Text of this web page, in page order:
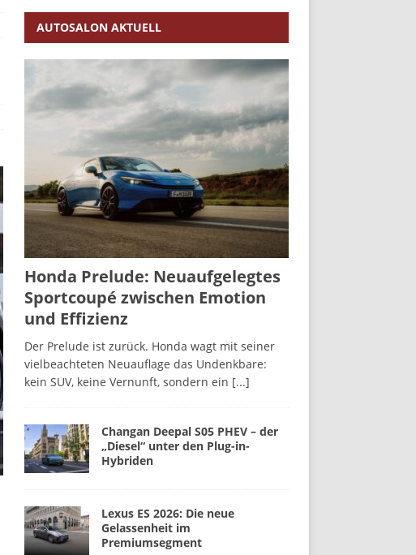
AUTOSALON AKTUELL
Honda Prelude: Neuaufgelegtes
Sportcoupé zwischen Emotion
und Effizienz
Der Prelude ist zurück. Honda wagt mit seiner
vielbeachteten Neuauflage das Undenkbare:
kein SUV, keine Vernunft, sondern ein [...]
Changan Deepal S05 PHEV – der
„Diesel“ unter den Plug-in-
Hybriden
Lexus ES 2026: Die neue
Gelassenheit im
Premiumsegment